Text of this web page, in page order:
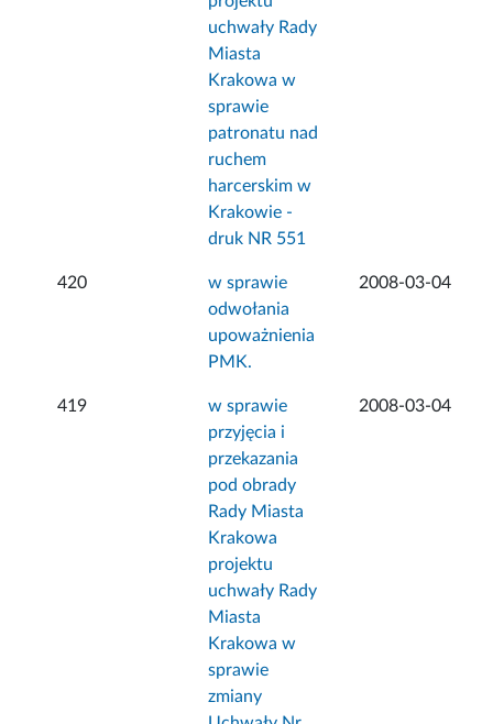
uchwały Rady
Miasta
Krakowa w
sprawie
patronatu nad
ruchem
harcerskim w
Krakowie -
druk NR 551
420
w sprawie
odwołania
upoważnienia
PMK.
2008-03-04
419
w sprawie
przyjęcia i
przekazania
pod obrady
Rady Miasta
Krakowa
projektu
uchwały Rady
Miasta
Krakowa w
sprawie
zmiany
2008-03-04